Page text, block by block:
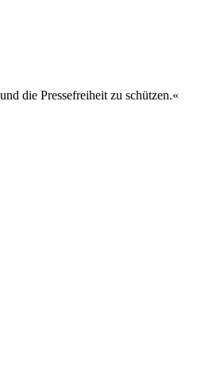
die Pressefreiheit zu schützen.«